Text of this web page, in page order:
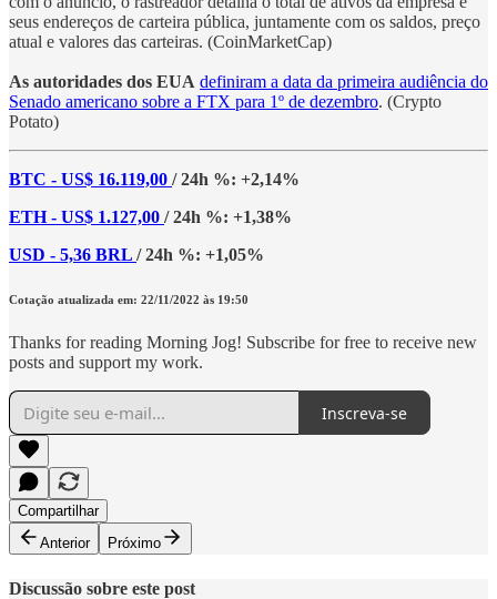
seus endereços de carteira pública, juntamente com os saldos, preço
atual e valores das carteiras. (CoinMarketCap)
As autoridades dos EUA definiram a data da primeira audiência do
Senado americano sobre a FTX para 1º de dezembro. (Crypto
Potato)
BTC - US$ 16.119,00 / 24h %: +2,14%
ETH - US$ 1.127,00 / 24h %: +1,38%
USD - 5,36 BRL / 24h %: +1,05%
Cotação atualizada em: 22/11/2022 às 19:50
Thanks for reading Morning Jog! Subscribe for free to receive new
posts and support my work.
Inscreva-se
Compartilhar
Anterior
Próximo
Discussão sobre este post